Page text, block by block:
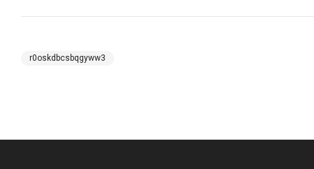
r0oskdbcsbqgyww3